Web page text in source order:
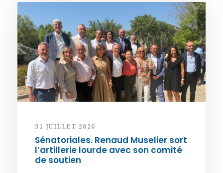
31 JUILLET 2026
Sénatoriales. Renaud Muselier sort
l’artillerie lourde avec son comité
de soutien